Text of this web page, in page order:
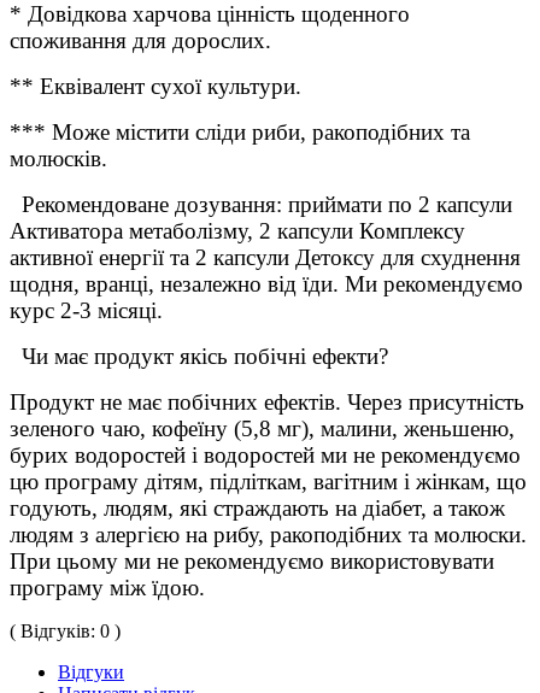
* Довідкова харчова цінність щоденного
споживання для дорослих.
** Еквівалент сухої культури.
*** Може містити сліди риби, ракоподібних та
молюсків.
Рекомендоване дозування: приймати по 2 капсули
Активатора метаболізму, 2 капсули Комплексу
активної енергії та 2 капсули Детоксу для схуднення
щодня, вранці, незалежно від їди. Ми рекомендуємо
курс 2-3 місяці.
Чи має продукт якісь побічні ефекти?
Продукт не має побічних ефектів. Через присутність
зеленого чаю, кофеїну (5,8 мг), малини, женьшеню,
бурих водоростей і водоростей ми не рекомендуємо
цю програму дітям, підліткам, вагітним і жінкам, що
годують, людям, які страждають на діабет, а також
людям з алергією на рибу, ракоподібних та молюски.
При цьому ми не рекомендуємо використовувати
програму між їдою.
( Відгуків: 0 )
Відгуки